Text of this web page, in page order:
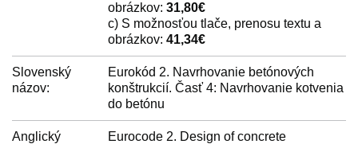
obrázkov: 31,80€
c) S možnosťou tlače, prenosu textu a
obrázkov: 41,34€
Slovenský
názov:
Eurokód 2. Navrhovanie betónových
konštrukcií. Časť 4: Navrhovanie kotvenia
do betónu
Anglický
Eurocode 2. Design of concrete